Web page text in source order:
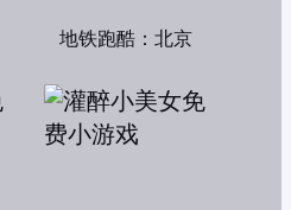
地铁跑酷：北京